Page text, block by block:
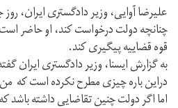
علیرضا آوایی، وزیر دادگستری ایران،
چنانچه دولت درخواست کند، او حاضر
قوه قضاییه پیگیری کند.
به گزارش ایسنا، وزیر دادگستری ایران
دراین باره چیزی مطرح نکرده است که
اما اگر دولت چنین تقاضایی داشته باشد